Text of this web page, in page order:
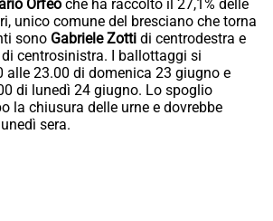
Orfeo che ha raccolto il 27,1% delle
unico comune del bresciano che torna
sono Gabriele Zotti di centrodestra e
di centrosinistra. I ballottaggi si
alle 23.00 di domenica 23 giugno e
di lunedì 24 giugno. Lo spoglio
la chiusura delle urne e dovrebbe
sera.